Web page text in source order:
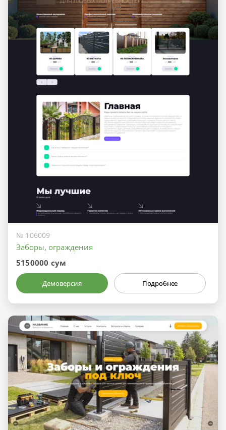
№ 106009
Заборы, ограждения
5150000 сум
Демоверсия Подробнее